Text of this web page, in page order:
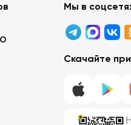
Мы в
Скачайте